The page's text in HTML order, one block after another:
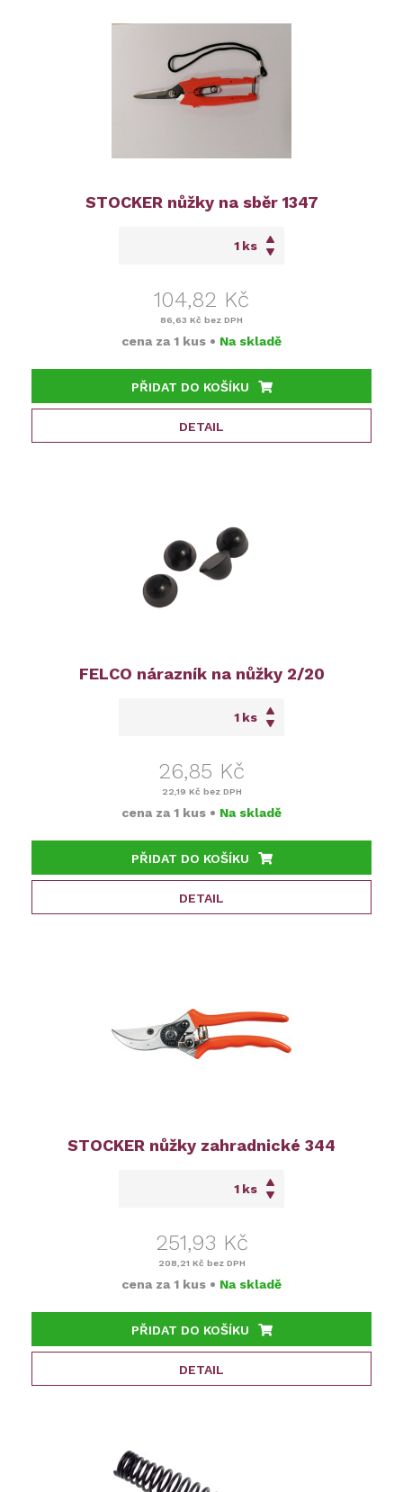
STOCKER nůžky na sběr 1347
ks
104,82 Kč
86,63 Kč bez DPH
cena za 1 kus • Na skladě
PŘIDAT DO KOŠÍKU
DETAIL
FELCO nárazník na nůžky 2/20
ks
26,85 Kč
22,19 Kč bez DPH
cena za 1 kus • Na skladě
PŘIDAT DO KOŠÍKU
DETAIL
STOCKER nůžky zahradnické 344
ks
251,93 Kč
208,21 Kč bez DPH
cena za 1 kus • Na skladě
PŘIDAT DO KOŠÍKU
DETAIL